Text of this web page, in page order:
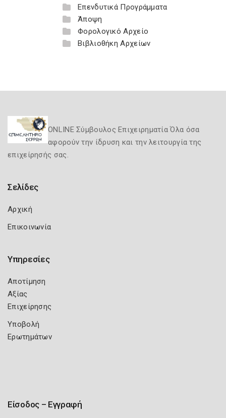
Επενδυτικά Προγράμματα
Άποψη
Φορολογικό Αρχείο
Βιβλιοθήκη Αρχείων
ONLINE Σύμβουλος Επιχειρηματία Όλα όσα
αφορούν την ίδρυση και την λειτουργία της
επιχείρησής σας.
Σελίδες
Αρχική
Επικοινωνία
Υπηρεσίες
Αποτίμηση
Αξίας
Επιχείρησης
Υποβολή
Ερωτημάτων
Είσοδος – Εγγραφή